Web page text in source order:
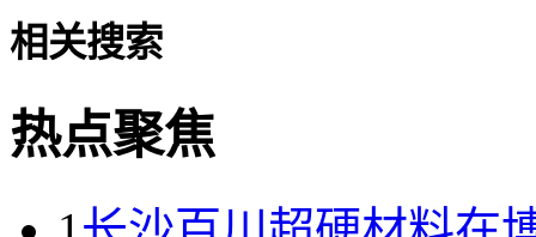
相关搜索
热点聚焦